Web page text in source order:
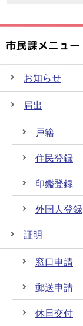
市民課メニュー
お知らせ
届出
戸籍
住民登録
印鑑登録
外国人登録
証明
窓口申請
郵送申請
休日交付